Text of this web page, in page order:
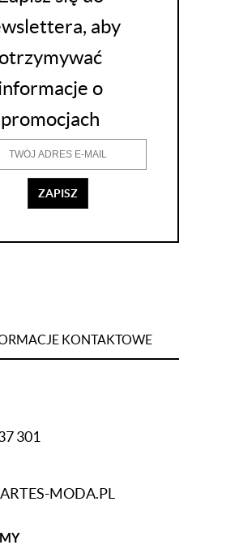
aby
otrzymywać
o
promocjach
ZAPISZ
KONTAKTOWE
301
MODA.PL